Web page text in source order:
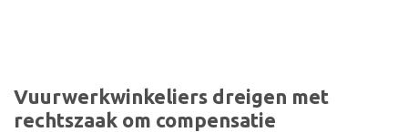
Vuurwerkwinkeliers dreigen met
rechtszaak om compensatie